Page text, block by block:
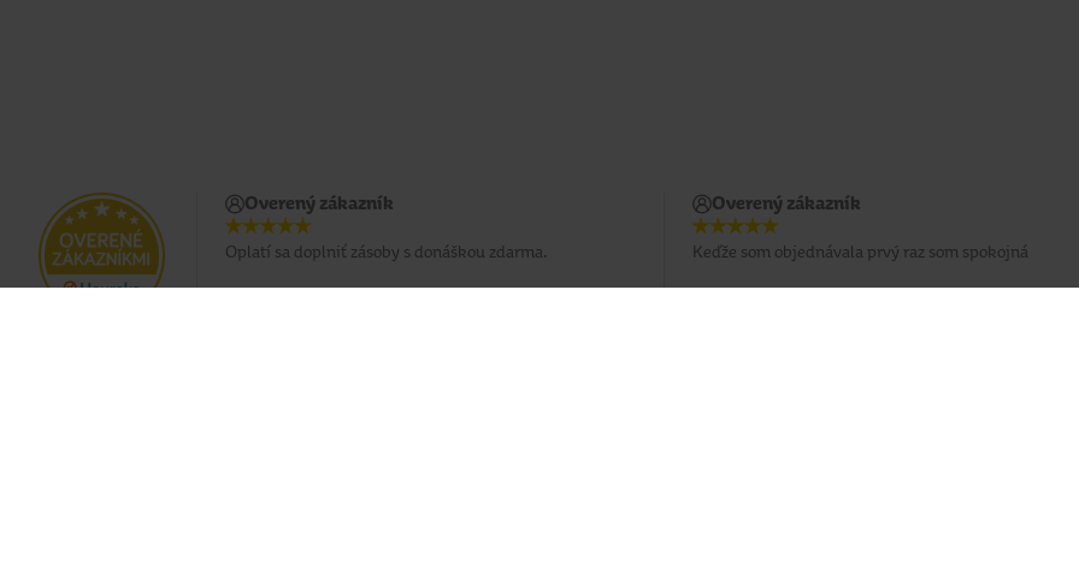
Overený zákazník
Oplatí sa doplniť zásoby s donáškou zdarma.
Overený zákazník
Keďže som objednávala prvý raz som spokojná